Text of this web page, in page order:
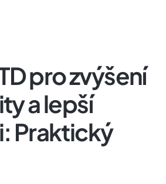
pro zvýšení
a lepší
Praktický